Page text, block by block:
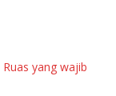
Ruas yang wajib